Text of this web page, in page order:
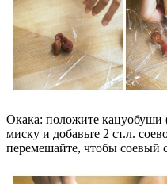
Окака: положите кацуобуши
миску и добавьте 2 ст.л.
перемешайте, чтобы соевый